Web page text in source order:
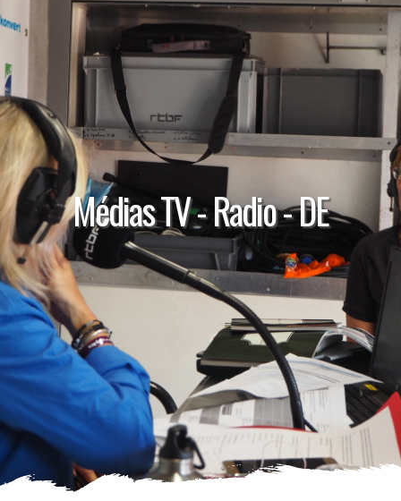
Médias TV - Radio - DE